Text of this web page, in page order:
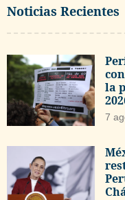
Noticias Recientes
la
7